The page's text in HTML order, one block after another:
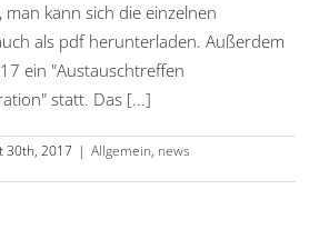
man kann sich die einzelnen
als pdf herunterladen. Außerdem
ein "Austauschtreffen
statt. Das [...]
30th, 2017 | Allgemein, news